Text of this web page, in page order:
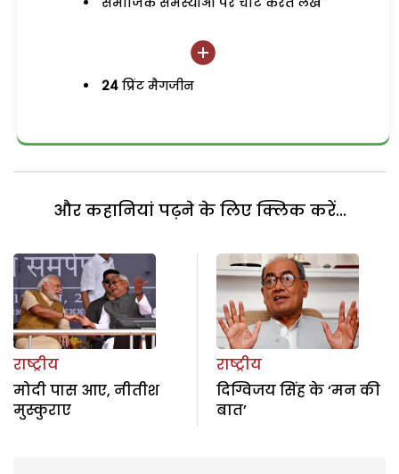
24 प्रिंट मैगजीन
और कहानियां पढ़ने के लिए क्लिक करें...
राष्ट्रीय
मोदी पास आए, नीतीश
मुस्कुराए
राष्ट्रीय
दिग्विजय सिंह के ‘मन की
बात’